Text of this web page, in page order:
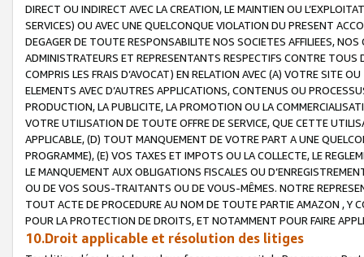
DIRECT OU INDIRECT AVEC LA CREATION, LE MAINTIEN OU
SERVICES) OU AVEC UNE QUELCONQUE VIOLATION DU PRESENT
DEGAGER DE TOUTE RESPONSABILITE NOS SOCIETES AFFILIEES,
ADMINISTRATEURS ET REPRESENTANTS RESPECTIFS CONTRE
COMPRIS LES FRAIS D’AVOCAT) EN RELATION AVEC (A) VOTRE SITE
ELEMENTS AVEC D’AUTRES APPLICATIONS, CONTENUS OU
PRODUCTION, LA PUBLICITE, LA PROMOTION OU LA
VOTRE UTILISATION DE TOUTE OFFRE DE SERVICE, QUE CETTE
APPLICABLE, (D) TOUT MANQUEMENT DE VOTRE PART A UNE
PROGRAMME), (E) VOS TAXES ET IMPOTS OU LA COLLECTE, LE
LE MANQUEMENT AUX OBLIGATIONS FISCALES OU
OU DE VOS SOUS-TRAITANTS OU DE VOUS-MÊMES. NOTRE
TOUT ACTE DE PROCEDURE AU NOM DE TOUTE PARTIE AMAZON , Y
POUR LA PROTECTION DE DROITS, ET NOTAMMENT POUR FAIRE
10.Droit applicable et résolution des litiges